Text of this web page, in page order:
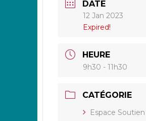
DATE
12 Jan 2023
Expired!
HEURE
9h30 - 11h30
CATÉGORIE
Espace Soutien